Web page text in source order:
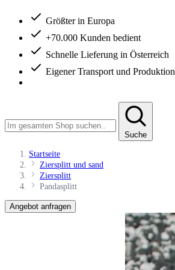
Größter in Europa
+70.000 Kunden bedient
Schnelle Lieferung in Österreich
Eigener Transport und Produktion
Suche
Startseite
Ziersplitt und sand
Ziersplitt
Pandasplitt
Angebot anfragen